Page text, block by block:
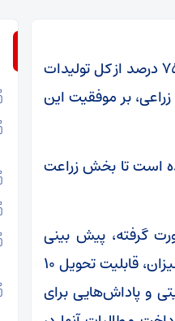
به گزارش خبرگزاری تسنیم، مجید آنجفی گفت: معاونت امور زراعت مسئولیت ۷۵ درصد از کل تولیدات
بر موفقیت این
است تا بخش زراعت
گرفته، پیش بینی
می‌شود تولید گندم در سال ۱۴۰۵ به حدود ۱۳.۵ میلیون تن برسد، که از این میزان، قابلیت تحویل ۱۰
و پاداش‌هایی برای